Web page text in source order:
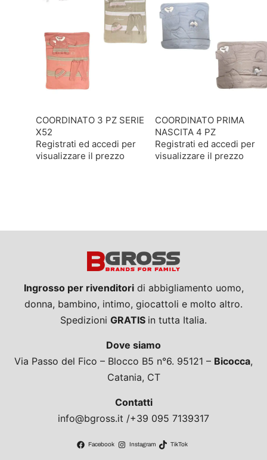
COORDINATO 3 PZ SERIE
X52
Registrati ed accedi per
visualizzare il prezzo
COORDINATO PRIMA
NASCITA 4 PZ
Registrati ed accedi per
visualizzare il prezzo
Ingrosso per rivenditoridi abbigliamento uomo,
donna, bambino, intimo, giocattoli e molto altro.
Spedizioni GRATIS in tutta Italia.
Dove siamo
Via Passo del Fico – Blocco B5 n°6. 95121 – Bicocca,
Catania, CT
Contatti
info@bgross.it /+39 095 7139317
Facebook Instagram TikTok